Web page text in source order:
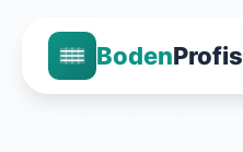
BodenProfis